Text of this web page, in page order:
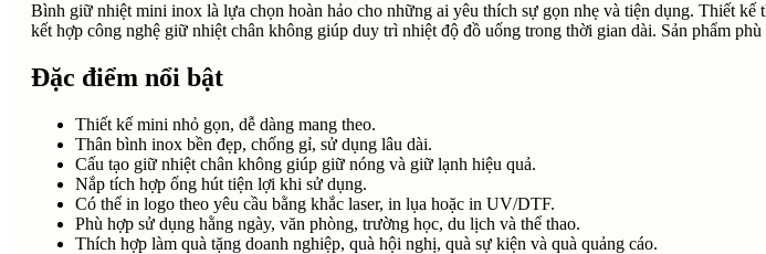
Bình giữ nhiệt mini inox là lựa chọn hoàn hảo cho những ai yêu thích sự gọn nhẹ và tiện dụng. Thiết
kết hợp công nghệ giữ nhiệt chân không giúp duy trì nhiệt độ đồ uống trong thời gian dài. Sản phẩm
Đặc điểm nổi bật
Thiết kế mini nhỏ gọn, dễ dàng mang theo.
Thân bình inox bền đẹp, chống gỉ, sử dụng lâu dài.
Cấu tạo giữ nhiệt chân không giúp giữ nóng và giữ lạnh hiệu quả.
Nắp tích hợp ống hút tiện lợi khi sử dụng.
Có thể in logo theo yêu cầu bằng khắc laser, in lụa hoặc in UV/DTF.
Phù hợp sử dụng hằng ngày, văn phòng, trường học, du lịch và thể thao.
Thích hợp làm quà tặng doanh nghiệp, quà hội nghị, quà sự kiện và quà quảng cáo.